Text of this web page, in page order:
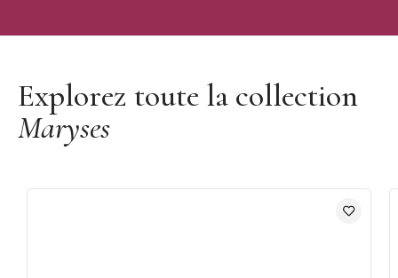
Explorez toute la collection
Maryses